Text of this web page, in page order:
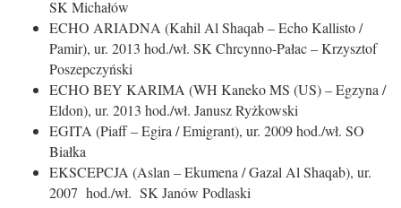
SK Michałów
ECHO ARIADNA (Kahil Al Shaqab – Echo Kallisto /
Pamir), ur. 2013 hod./wł. SK Chrcynno-Pałac – Krzysztof
Poszepczyński
ECHO BEY KARIMA (WH Kaneko MS (US) – Egzyna /
Eldon), ur. 2013 hod./wł. Janusz Ryżkowski
EGITA (Piaff – Egira / Emigrant), ur. 2009 hod./wł. SO
Białka
EKSCEPCJA (Aslan – Ekumena / Gazal Al Shaqab), ur.
2007 hod./wł. SK Janów Podlaski